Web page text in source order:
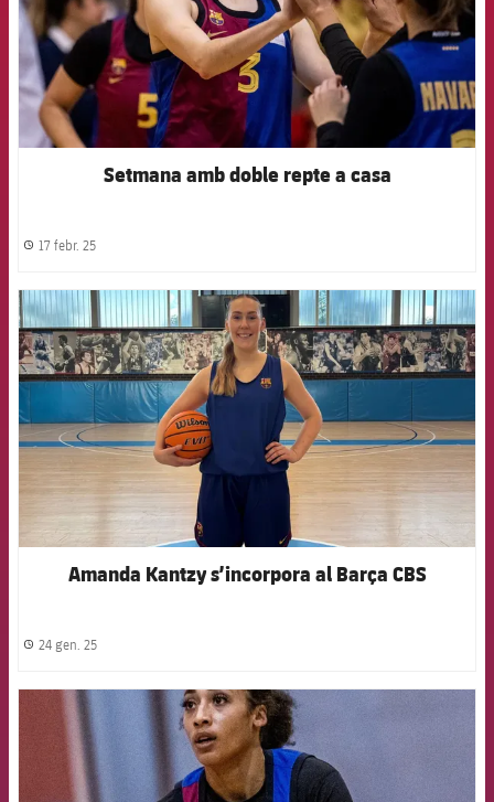
Setmana amb doble repte a casa
label.share.clock
17 febr. 25
FCB Barcelona badge
Amanda Kantzy s’incorpora al Barça CBS
label.share.clock
24 gen. 25
FCB Barcelona badge